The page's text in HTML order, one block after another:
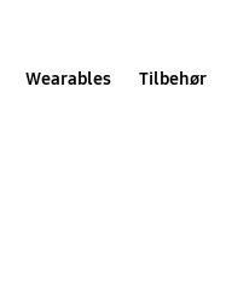
Wearables Tilbehør